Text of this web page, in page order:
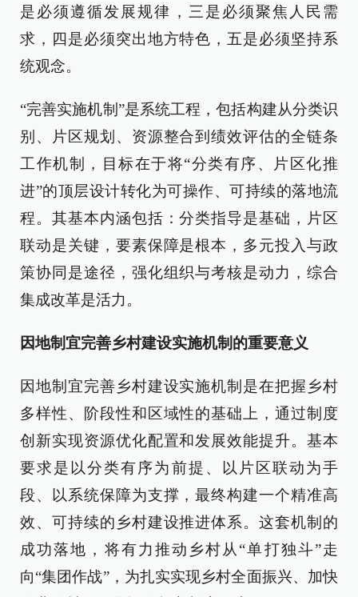
是必须遵循发展规律，三是必须聚焦人民需
求，四是必须突出地方特色，五是必须坚持系
统观念。
“完善实施机制”是系统工程，包括构建从分类识
别、片区规划、资源整合到绩效评估的全链条
工作机制，目标在于将“分类有序、片区化推
进”的顶层设计转化为可操作、可持续的落地流
程。其基本内涵包括：分类指导是基础，片区
联动是关键，要素保障是根本，多元投入与政
策协同是途径，强化组织与考核是动力，综合
集成改革是活力。
因地制宜完善乡村建设实施机制的重要意义
因地制宜完善乡村建设实施机制是在把握乡村
多样性、阶段性和区域性的基础上，通过制度
创新实现资源优化配置和发展效能提升。基本
要求是以分类有序为前提、以片区联动为手
段、以系统保障为支撑，最终构建一个精准高
效、可持续的乡村建设推进体系。这套机制的
成功落地，将有力推动乡村从“单打独斗”走
向“集团作战”，为扎实实现乡村全面振兴、加快